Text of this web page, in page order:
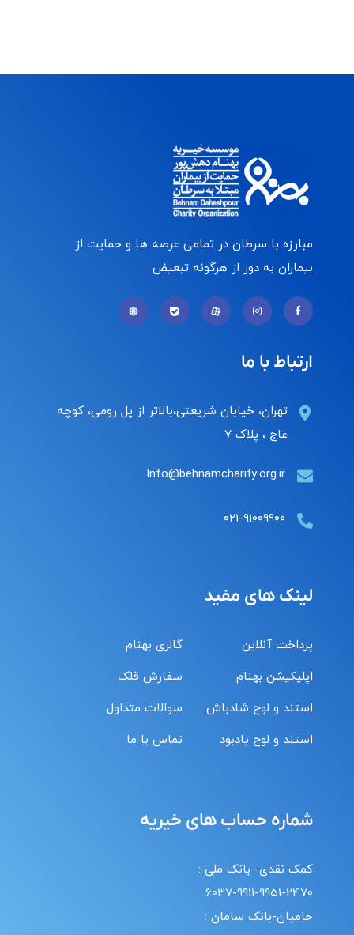
مبارزه با سرطان در تمامی عرصه ها و حمایت از
بیماران به دور از هرگونه تبعیض
ارتباط با ما
تهران، خیابان شریعتی،بالاتر از پل رومی، کوچه
عاج ، پلاک ۷
Info@behnamcharity.org.ir
۰۲۱-۹۱۰۰۹۹۰۰
لینک های مفید
پرداخت آنلاین
اپلیکیشن بهنام
استند و لوح شادباش
استند و لوح یادبود
گالری بهنام
سفارش قلک
سوالات متداول
تماس با ما
شماره حساب های خیریه
کمک نقدی- بانک ملی :
6037-9911-9951-2470
حامیان-بانک سامان :